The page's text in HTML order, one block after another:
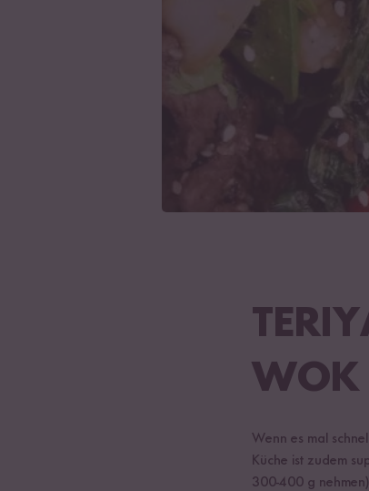
WOK
Wenn es mal
Küche ist zudem
300-400 g